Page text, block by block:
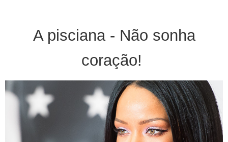
A pisciana - Não sonha
coração!